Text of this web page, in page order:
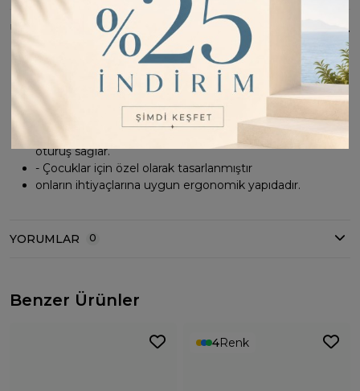
ÜRÜN BILGISI
Standart boy kesimiyle vücuda tam oturur ve hareket
özgürlüğü Sağlar
- Pamuklu materyali cildi tahriş etmeden yumuşak bir
dokunuş hissi verir.
- Relaxed kalıbı sayesinde vücudu sarmayan, rahat bir
oturuş sağlar.
- Çocuklar için özel olarak tasarlanmıştır
onların ihtiyaçlarına uygun ergonomik yapıdadır.
YORUMLAR 0
Benzer Ürünler
4Renk